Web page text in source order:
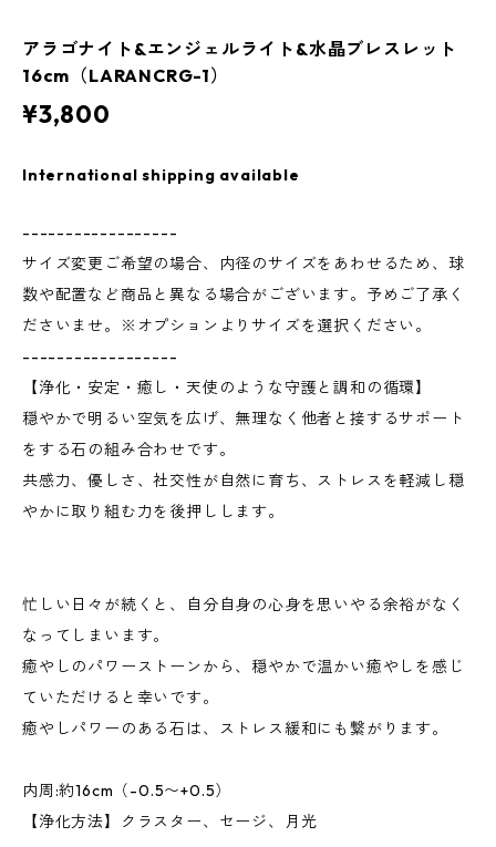
アラゴナイト&エンジェルライト&水晶ブレスレット
16cm（LARANCRG-1）
¥3,800
International shipping available
------------------
サイズ変更ご希望の場合、内径のサイズをあわせるため、球
数や配置など商品と異なる場合がございます。予めご了承く
ださいませ。※オプションよりサイズを選択ください。
------------------
【浄化・安定・癒し・天使のような守護と調和の循環】
穏やかで明るい空気を広げ、無理なく他者と接するサポート
をする石の組み合わせです。
共感力、優しさ、社交性が自然に育ち、ストレスを軽減し穏
やかに取り組む力を後押しします。
忙しい日々が続くと、自分自身の心身を思いやる余裕がなく
なってしまいます。
癒やしのパワーストーンから、穏やかで温かい癒やしを感じ
ていただけると幸いです。
癒やしパワーのある石は、ストレス緩和にも繋がります。
内周:約16cm（-0.5〜+0.5）
【浄化方法】クラスター、セージ、月光